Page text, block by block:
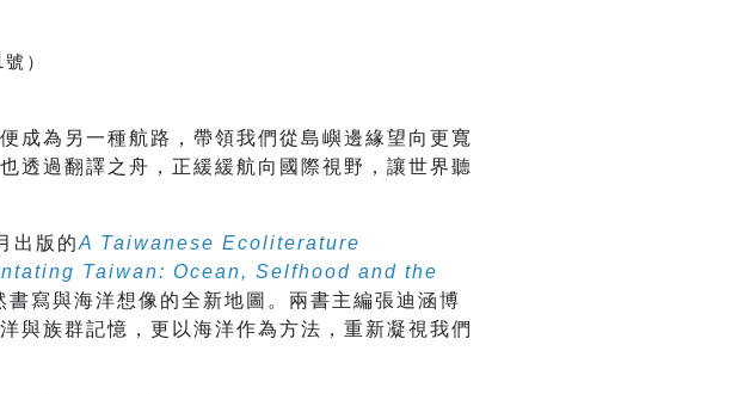
號）
成為另一種航路，帶領我們從島嶼邊緣望向更寬
透過翻譯之舟，正緩緩航向國際視野，讓世界聽
出版的A Taiwanese Ecoliterature
Taiwan: Ocean, Selfhood and the
寫與海洋想像的全新地圖。兩書主編張迪涵博
與族群記憶，更以海洋作為方法，重新凝視我們